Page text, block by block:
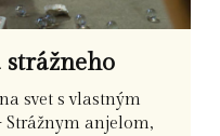
svet s vlastným
anjelom,